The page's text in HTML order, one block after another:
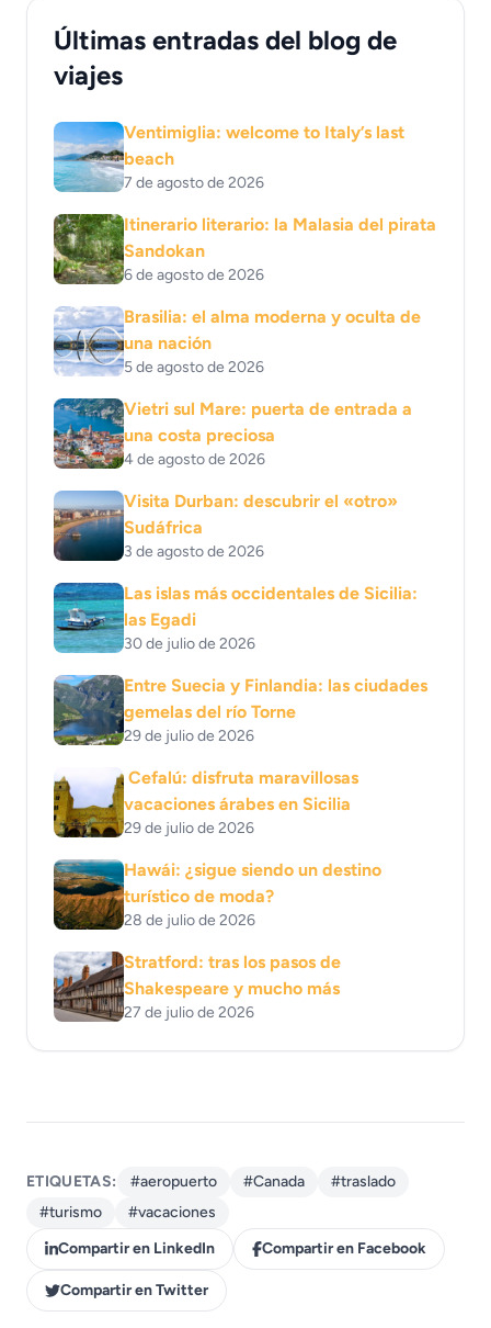
Últimas entradas del blog de
viajes
Ventimiglia: welcome to Italy’s last
beach
7 de agosto de 2026
Itinerario literario: la Malasia del pirata
Sandokan
6 de agosto de 2026
Brasilia: el alma moderna y oculta de
una nación
5 de agosto de 2026
Vietri sul Mare: puerta de entrada a
una costa preciosa
4 de agosto de 2026
Visita Durban: descubrir el «otro»
Sudáfrica
3 de agosto de 2026
Las islas más occidentales de Sicilia:
las Egadi
30 de julio de 2026
Entre Suecia y Finlandia: las ciudades
gemelas del río Torne
29 de julio de 2026
Cefalú: disfruta maravillosas
vacaciones árabes en Sicilia
29 de julio de 2026
Hawái: ¿sigue siendo un destino
turístico de moda?
28 de julio de 2026
Stratford: tras los pasos de
Shakespeare y mucho más
27 de julio de 2026
ETIQUETAS: #aeropuerto #Canada
#traslado
#turismo
#vacaciones
Compartir en LinkedIn
Compartir en Facebook
Compartir en Twitter